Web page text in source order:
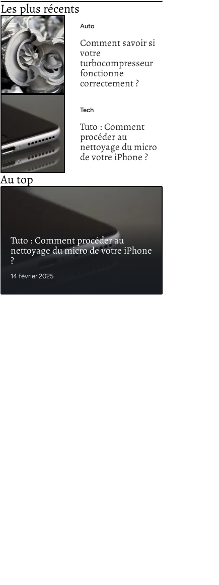
Les plus récents
Auto
Comment savoir si
votre
turbocompresseur
fonctionne
correctement ?
Tech
Tuto : Comment
procéder au
nettoyage du micro
de votre iPhone ?
Au top
Tuto : Comment procéder au
nettoyage du micro de votre iPhone
?
14 février 2025